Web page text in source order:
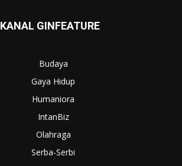
KANAL GINFEATURE
Budaya
Gaya Hidup
Humaniora
IntanBiz
Olahraga
Serba-Serbi